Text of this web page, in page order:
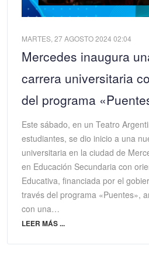
MARTES, 27 AGOSTO 2024 02:04
Mercedes inaugura
carrera universitaria
del programa
Este sábado, en un Teatro
estudiantes, se dio inicio a una
universitaria en la ciudad de
en Educación Secundaria con
Educativa, financiada por el
través del programa «Puentes»,
con una…
LEER MÁS ...